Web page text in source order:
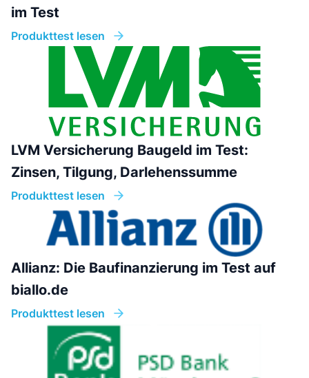
im Test
Produkttest lesen
LVM Versicherung Baugeld im Test:
Zinsen, Tilgung, Darlehenssumme
Produkttest lesen
Allianz: Die Baufinanzierung im Test auf
biallo.de
Produkttest lesen